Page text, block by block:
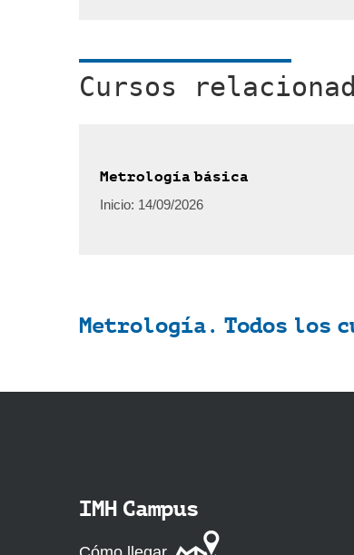
Cursos
Metrología básica
Inicio: 14/09/2026
Metrología. Todos los
IMH Campus